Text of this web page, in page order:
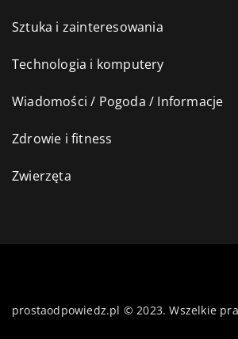
Sztuka i zainteresowania
Technologia i komputery
Wiadomości / Pogoda / Informacje
Zdrowie i fitness
Zwierzęta
prostaodpowiedz.pl © 2023. Wszelkie